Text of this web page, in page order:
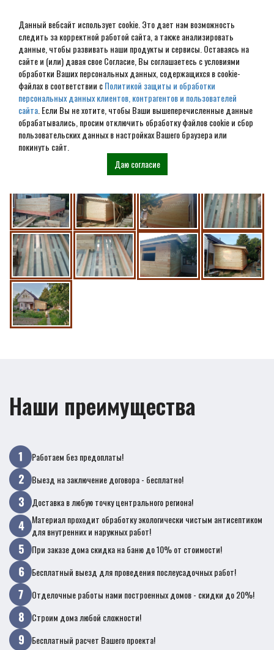
Данный вебсайт использует cookie. Это дает нам возможность
следить за корректной работой сайта, а также анализировать
данные, чтобы развивать наши продукты и сервисы. Оставаясь на
сайте и (или) давая свое Согласие, Вы соглашаетесь с условиями
обработки Ваших персональных данных, содержащихся в cookie-
файлах в соответствии сПолитикой защиты и обработки
персональных данных клиентов, контрагентов и пользователей
сайта . Если Вы не хотите, чтобы Ваши вышеперечисленные данные
обрабатывались, просим отключить обработку файлов cookie и сбор
пользовательских данных в настройках Вашего браузера или
покинуть сайт.
Даю согласие
МО г.Раменское прируб из
профилированного бруса
145*145 мм по размерам
(5*4)метра.
Наши преимущества
Работаем без предоплаты!
Выезд на заключение договора - бесплатно!
Доставка в любую точку центрального региона!
Материал проходит обработку экологически чистым антисептиком
для внутренних и наружных работ!
При заказе дома скидка на баню до 10% от стоимости!
Бесплатный выезд для проведения послеусадочных работ!
Отделочные работы нами построенных домов - скидки до 20%!
Строим дома любой сложности!
Бесплатный расчет Вашего проекта!